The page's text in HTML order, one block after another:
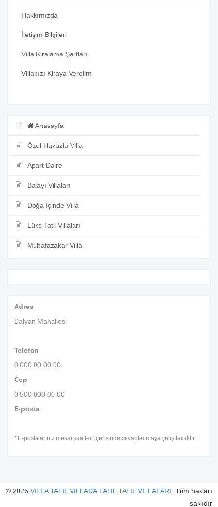
Hakkımızda
İletişim Bilgileri
Villa Kiralama Şartları
Villanızı Kiraya Verelim
Anasayfa
Özel Havuzlu Villa
Apart Daire
Balayı Villaları
Doğa İçinde Villa
Lüks Tatil Villaları
Muhafazakar Villa
Adres
Dalyan Mahallesi
Telefon
0 000 00 00 00
Cep
0 500 000 00 00
E-posta
* E-postalarınız mesai saatleri içerisinde cevaplanmaya çalışılacaktır.
© 2026 VILLA TATIL VILLADA TATIL TATIL VILLALARI . Tüm hakları
saklıdır